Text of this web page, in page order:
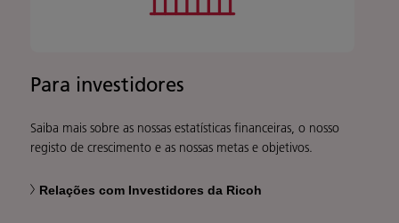
Para investidores
Saiba mais sobre as nossas estatísticas financeiras, o nosso
registo de crescimento e as nossas metas e objetivos.
Relações com Investidores da Ricoh